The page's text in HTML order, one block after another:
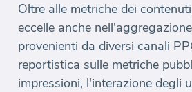
Oltre alle metriche dei
eccelle anche
provenienti da diversi canali
reportistica sulle metriche
impressioni, l'interazione degli